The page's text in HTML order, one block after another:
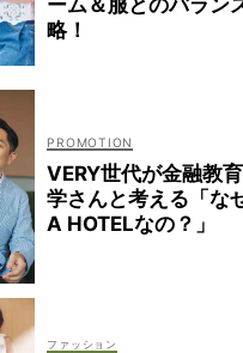
略！
VERY世代が金融教
学さんと考える「な
A HOTELなの？」
ファッション